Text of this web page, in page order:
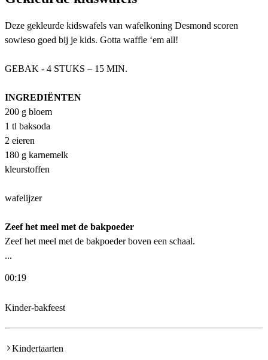
Deze gekleurde kidswafels van wafelkoning Desmond scoren
sowieso goed bij je kids. Gotta waffle ‘em all!
GEBAK - 4 STUKS – 15 MIN.
INGREDIËNTEN
200 g bloem
1 tl baksoda
2 eieren
180 g karnemelk
kleurstoffen
wafelijzer
Zeef het meel met de bakpoeder
Zeef het meel met de bakpoeder boven een schaal.
...
00:19
Kinder-bakfeest
Kindertaarten